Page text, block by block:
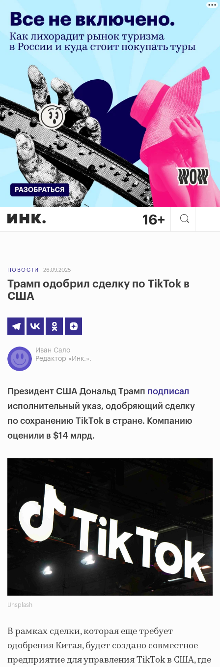
НОВОСТИ 26.09.2025
Трамп одобрил сделку по TikTok в
США
Иван Сало
Редактор «Инк.».
Президент США Дональд Трамп подписал
исполнительный указ, одобряющий сделку
по сохранению TikTok в стране. Компанию
оценили в $14 млрд.
Unsplash
В рамках сделки, которая еще требует
одобрения Китая, будет создано совместное
предприятие для управления TikTok в США, где